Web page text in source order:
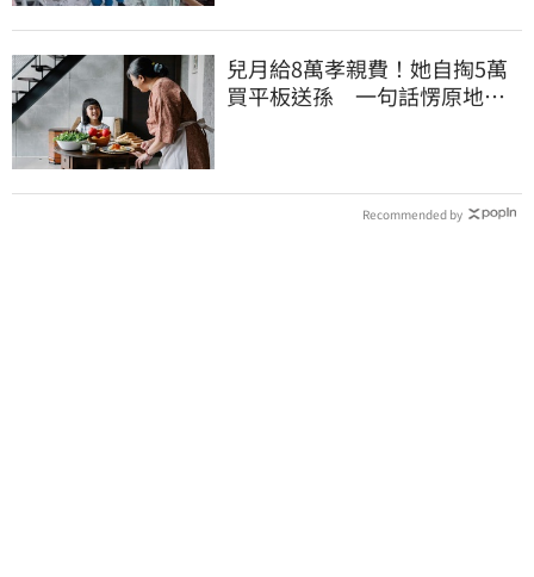
兒月給8萬孝親費！她自掏5萬
買平板送孫 一句話愣原地
Recommended by